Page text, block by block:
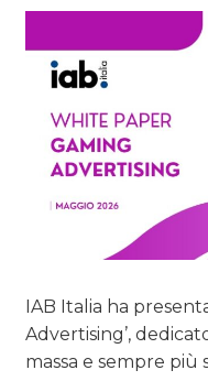
TREND
OPINIONI
IAB Italia ha
Advertising’,
massa e sempre più